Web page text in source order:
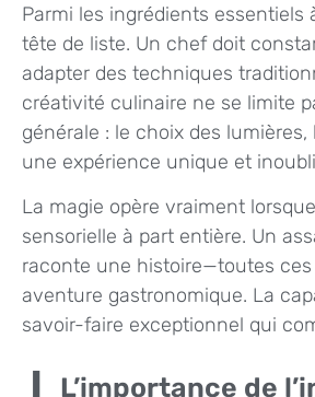
Parmi les ingrédients
tête de liste. Un chef doit
adapter des techniques
créativité culinaire ne se limite
générale : le choix des
une expérience unique et
La magie opère vraiment
sensorielle à part entière. Un
raconte une histoire—toutes
aventure gastronomique. La
savoir-faire exceptionnel qui
L’importance de